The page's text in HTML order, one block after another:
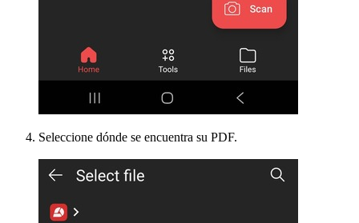
Seleccione dónde se encuentra su PDF.